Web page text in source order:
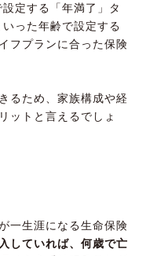
定する「年満了」タ
った年齢で設定する
フプランに合った保険
るため、家族構成や経
ットと言えるでしょ
一生涯になる生命保険
していれば、何歳で亡